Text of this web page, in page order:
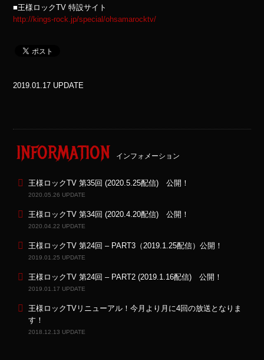
■王様ロックTV 特設サイト
http://kings-rock.jp/special/ohsamarocktv/
2019.01.17 UPDATE
INFORMATION インフォメーション
王様ロックTV 第35回 (2020.5.25配信) 公開！
2020.05.26 UPDATE
王様ロックTV 第34回 (2020.4.20配信) 公開！
2020.04.22 UPDATE
王様ロックTV 第24回 – PART3（2019.1.25配信）公開！
2019.01.25 UPDATE
王様ロックTV 第24回 – PART2 (2019.1.16配信) 公開！
2019.01.17 UPDATE
王様ロックTVリニューアル！今月より月に4回の放送となりま
す！
2018.12.13 UPDATE